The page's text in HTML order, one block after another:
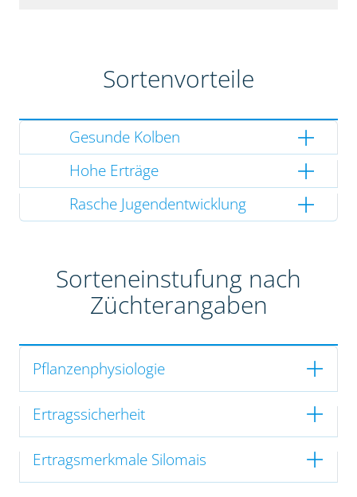
Sortenvorteile
Gesunde Kolben
Hohe Erträge
Rasche Jugendentwicklung
Sorteneinstufung nach
Züchterangaben
Pflanzenphysiologie
Ertragssicherheit
Ertragsmerkmale Silomais